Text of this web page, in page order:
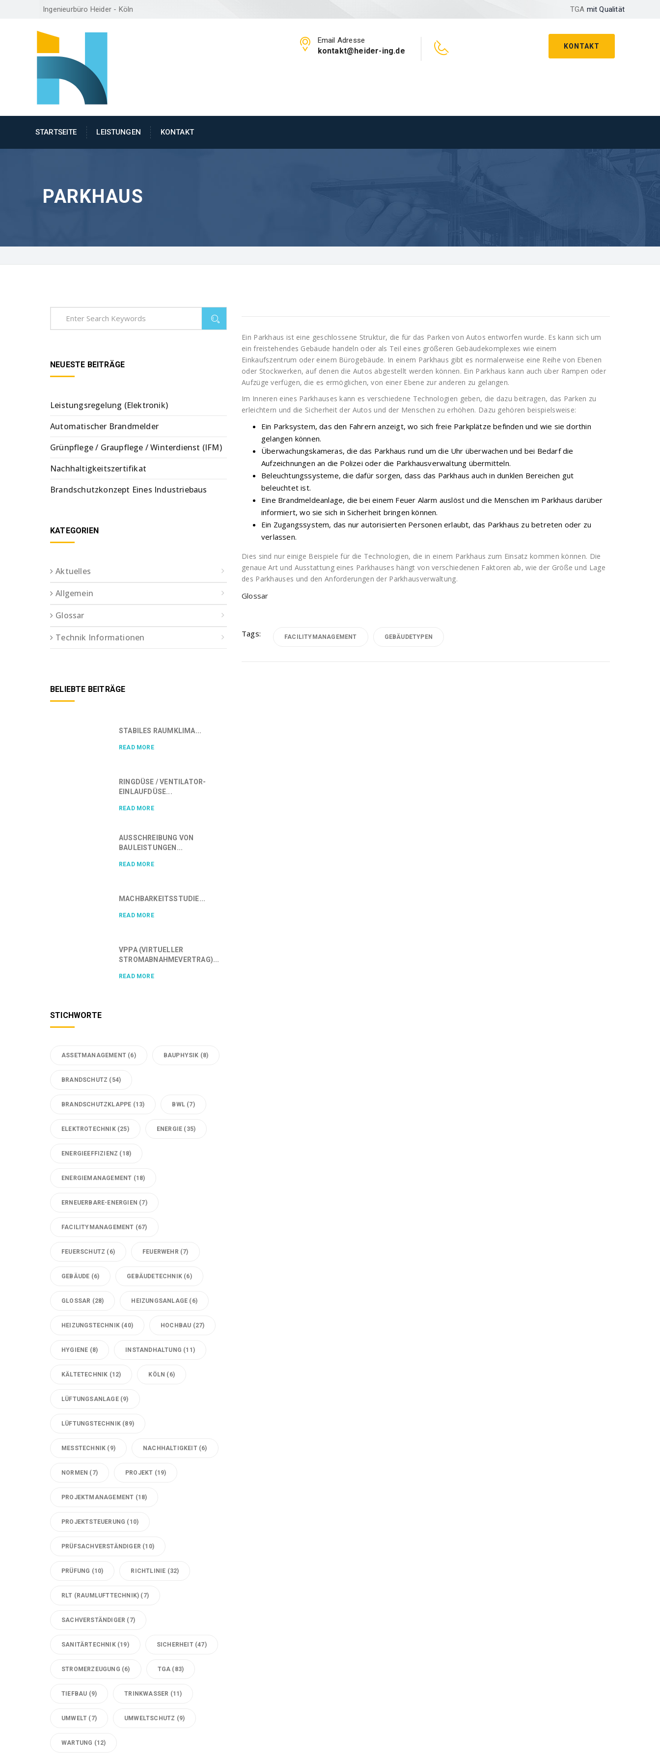
Ingenieurbüro Heider - Köln TGA mit Qualität
KONTAKT
Email Adresse
kontakt@heider-ing.de
STARTSEITE LEISTUNGEN KONTAKT
PARKHAUS
Ein Parkhaus ist eine geschlossene Struktur, die für das Parken von Autos entworfen wurde. Es kann sich um
ein freistehendes Gebäude handeln oder als Teil eines größeren Gebäudekomplexes wie einem
Einkaufszentrum oder einem Bürogebäude. In einem Parkhaus gibt es normalerweise eine Reihe von Ebenen
oder Stockwerken, auf denen die Autos abgestellt werden können. Ein Parkhaus kann auch über Rampen oder
Aufzüge verfügen, die es ermöglichen, von einer Ebene zur anderen zu gelangen.
Im Inneren eines Parkhauses kann es verschiedene Technologien geben, die dazu beitragen, das Parken zu
erleichtern und die Sicherheit der Autos und der Menschen zu erhöhen. Dazu gehören beispielsweise:
Ein Parksystem, das den Fahrern anzeigt, wo sich freie Parkplätze befinden und wie sie dorthin
gelangen können.
Überwachungskameras, die das Parkhaus rund um die Uhr überwachen und bei Bedarf die
Aufzeichnungen an die Polizei oder die Parkhausverwaltung übermitteln.
Beleuchtungssysteme, die dafür sorgen, dass das Parkhaus auch in dunklen Bereichen gut
beleuchtet ist.
Eine Brandmeldeanlage, die bei einem Feuer Alarm auslöst und die Menschen im Parkhaus darüber
informiert, wo sie sich in Sicherheit bringen können.
Ein Zugangssystem, das nur autorisierten Personen erlaubt, das Parkhaus zu betreten oder zu
verlassen.
Dies sind nur einige Beispiele für die Technologien, die in einem Parkhaus zum Einsatz kommen können. Die
genaue Art und Ausstattung eines Parkhauses hängt von verschiedenen Faktoren ab, wie der Größe und Lage
des Parkhauses und den Anforderungen der Parkhausverwaltung.
Glossar
Tags: FACILITYMANAGEMENT GEBÄUDETYPEN
NEUESTE BEITRÄGE
Leistungsregelung (Elektronik)
Automatischer Brandmelder
Grünpflege / Graupflege / Winterdienst (IFM)
Nachhaltigkeitszertifikat
Brandschutzkonzept Eines Industriebaus
KATEGORIEN
Aktuelles
Allgemein
Glossar
Technik Informationen
BELIEBTE BEITRÄGE
STABILES RAUMKLIMA...
READ MORE
RINGDÜSE / VENTILATOR-
EINLAUFDÜSE...
READ MORE
AUSSCHREIBUNG VON
BAULEISTUNGEN...
READ MORE
MACHBARKEITSSTUDIE...
READ MORE
VPPA (VIRTUELLER
STROMABNAHMEVERTRAG)...
READ MORE
STICHWORTE
ASSETMANAGEMENT (6) BAUPHYSIK (8)
BRANDSCHUTZ (54)
BRANDSCHUTZKLAPPE (13) BWL (7)
ELEKTROTECHNIK(25) ENERGIE (35)
ENERGIEEFFIZIENZ (18)
ENERGIEMANAGEMENT (18)
ERNEUERBARE-ENERGIEN (7)
FACILITYMANAGEMENT (67)
FEUERSCHUTZ (6) FEUERWEHR (7)
GEBÄUDE (6) GEBÄUDETECHNIK (6)
GLOSSAR (28) HEIZUNGSANLAGE (6)
HEIZUNGSTECHNIK (40) HOCHBAU (27)
HYGIENE (8) INSTANDHALTUNG (11)
KÄLTETECHNIK (12) KÖLN (6)
LÜFTUNGSANLAGE(9)
LÜFTUNGSTECHNIK (89)
MESSTECHNIK (9) NACHHALTIGKEIT(6)
NORMEN (7) PROJEKT (19)
PROJEKTMANAGEMENT (18)
PROJEKTSTEUERUNG (10)
PRÜFSACHVERSTÄNDIGER (10)
PRÜFUNG (10) RICHTLINIE (32)
RLT (RAUMLUFTTECHNIK) (7)
SACHVERSTÄNDIGER (7)
SANITÄRTECHNIK(19) SICHERHEIT(47)
STROMERZEUGUNG (6) TGA (83)
TIEFBAU (9) TRINKWASSER (11)
UMWELT (7) UMWELTSCHUTZ (9)
WARTUNG (12)